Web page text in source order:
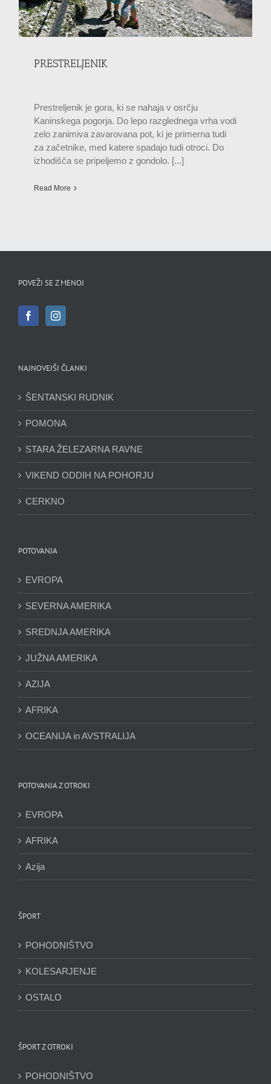
PRESTRELJENIK
Prestreljenik je gora, ki se nahaja v osrčju
Kaninskega pogorja. Do lepo razglednega vrha vodi
zelo zanimiva zavarovana pot, ki je primerna tudi
za začetnike, med katere spadajo tudi otroci. Do
izhodišča se pripeljemo z gondolo. [...]
Read More
POVEŽI SE Z MENOJ
NAJNOVEJŠI ČLANKI
ŠENTANSKI RUDNIK
POMONA
STARA ŽELEZARNA RAVNE
VIKEND ODDIH NA POHORJU
CERKNO
POTOVANJA
EVROPA
SEVERNA AMERIKA
SREDNJA AMERIKA
JUŽNA AMERIKA
AZIJA
AFRIKA
OCEANIJA in AVSTRALIJA
POTOVANJA Z OTROKI
EVROPA
AFRIKA
Azija
ŠPORT
POHODNIŠTVO
KOLESARJENJE
OSTALO
ŠPORT Z OTROKI
POHODNIŠTVO